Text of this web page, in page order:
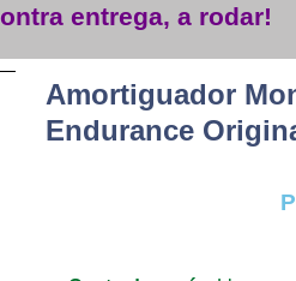
entrega, a rodar!
Amortiguador
Endurance